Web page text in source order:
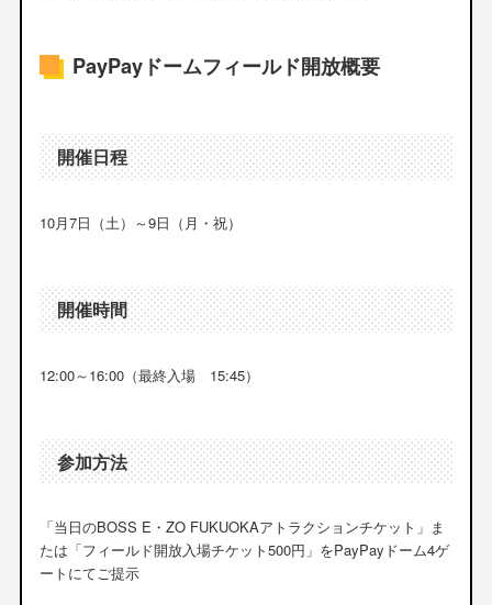
PayPayドームフィールド開放概要
開催日程
10月7日（土）～9日（月・祝）
開催時間
12:00～16:00（最終入場 15:45）
参加方法
「当日のBOSS E・ZO FUKUOKAアトラクションチケット」ま
たは「フィールド開放入場チケット500円」をPayPayドーム4ゲ
ートにてご提示